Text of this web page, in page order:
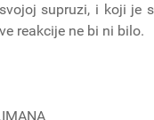
supruzi, i koji je
reakcije ne bi ni bilo.